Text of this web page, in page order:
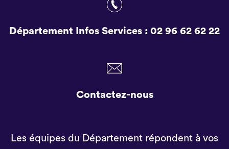
Département Infos Services : 02 96 62 62 22
Contactez-nous
Les équipes du Département répondent à vos